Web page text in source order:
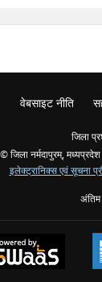
वेबसाइट नीति
जिला
© जिला नर्मदापुरम्,
इलेक्ट्रानिक्स एवं सूचना